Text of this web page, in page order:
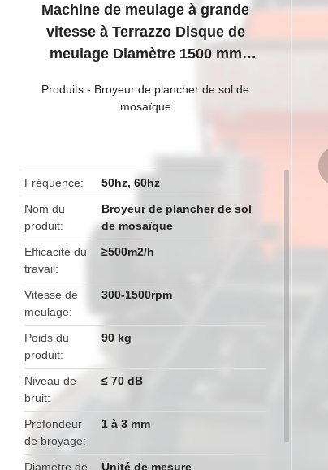
Machine de meulage à grande
vitesse à Terrazzo Disque de
meulage Diamètre 1500 mm
min
Produits - Broyeur de plancher de sol de
mosaïque
Fréquence
50hz, 60hz
Nom du
produit
Broyeur de plancher de sol
de mosaïque
Efficacité du
travail
≥500m2/h
Vitesse de
meulage
300-1500rpm
Poids du
produit
90 kg
Niveau de
bruit
≤ 70 dB
Profondeur
de broyage
1 à 3 mm
Diamètre de Unité de mesure